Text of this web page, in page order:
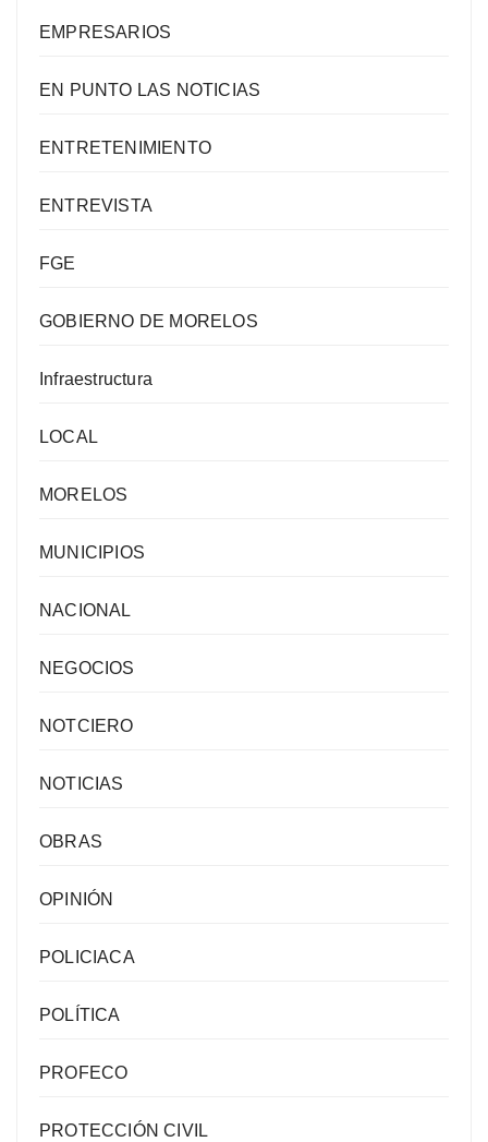
EMPRESARIOS
EN PUNTO LAS NOTICIAS
ENTRETENIMIENTO
ENTREVISTA
FGE
GOBIERNO DE MORELOS
Infraestructura
LOCAL
MORELOS
MUNICIPIOS
NACIONAL
NEGOCIOS
NOTCIERO
NOTICIAS
OBRAS
OPINIÓN
POLICIACA
POLÍTICA
PROFECO
PROTECCIÓN CIVIL